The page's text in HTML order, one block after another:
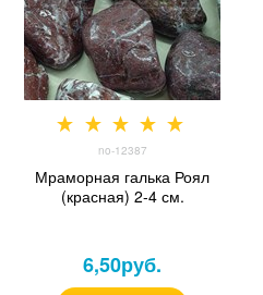
no-12387
Мраморная галька Роял
(красная) 2-4 см.
6,50руб.